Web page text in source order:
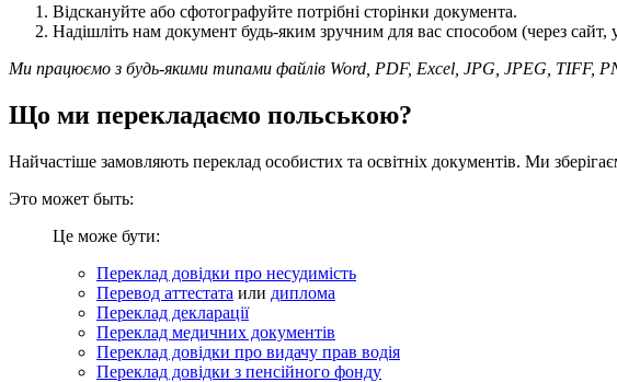
Відскануйте або сфотографуйте потрібні сторінки документа.
Надішліть нам документ будь-яким зручним для вас способом (через сайт,
Ми працюємо з будь-якими типами файлів Word, PDF, Excel, JPG, JPEG, TIFF,
Що ми перекладаємо польською?
Найчастіше замовляють переклад особистих та освітніх документів. Ми
Это может быть:
Це може бути:
Переклад довідки про несудимість
Перевод аттестата или диплома
Переклад декларації
Переклад медичних документів
Переклад довідки про видачу прав водія
Переклад довідки з пенсійного фонду